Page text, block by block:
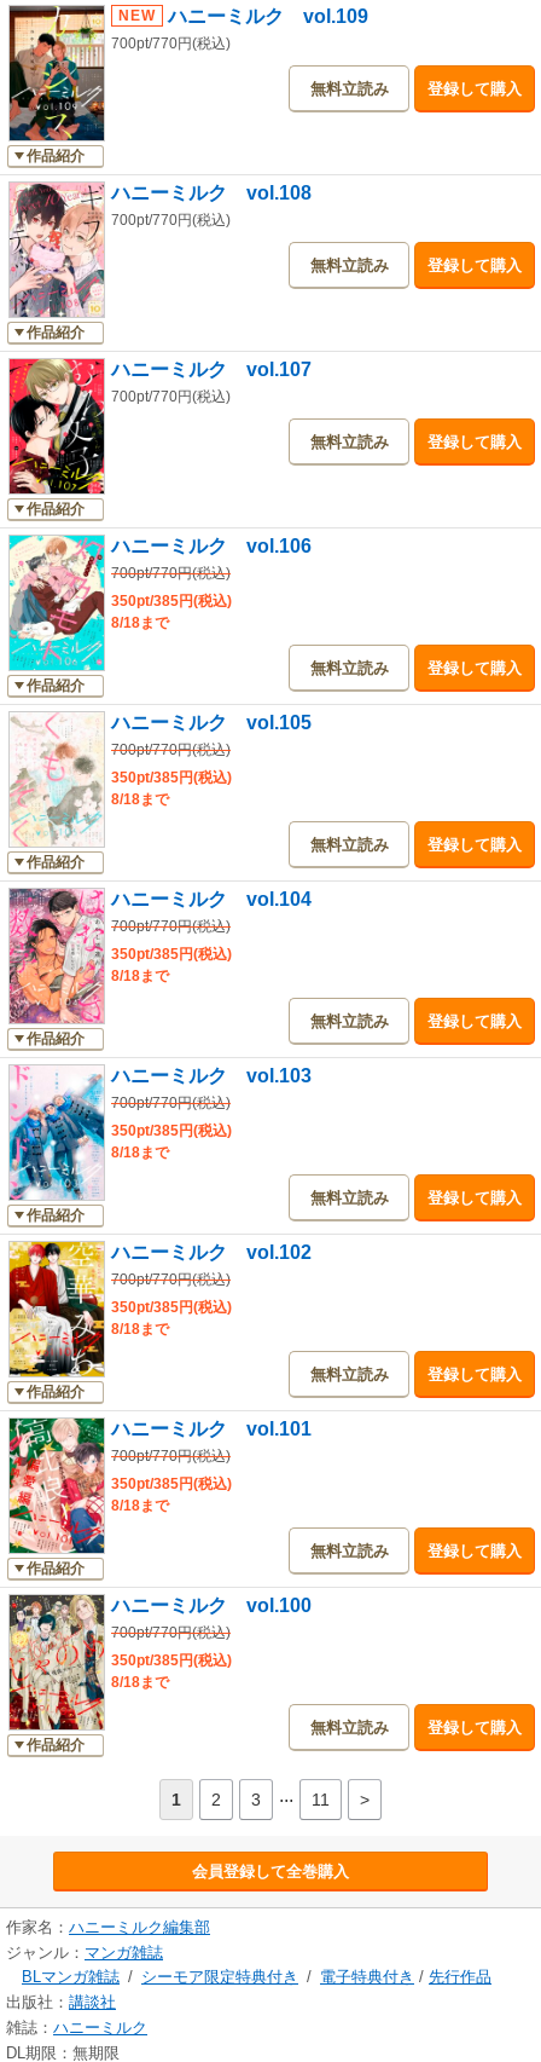
【完結！】「溺愛執着αくん」第２０話 むろ文子
【完結！】「かなめくんは食べられたい」第８話 あさよじ
「疫病神は幸福を愛したい」第２話 よふかしむり
「飢えた悪魔と紳士なリーマン」第３話 楓季田走る
「俺が好きって言ったらどうする？」第２０話 くもそく
「たまらないのは恋なのか」第２９話 空華みあ
「こじらせ幼馴染が攻略させてくれない」第３話 麻井あらた
「君があまりにあますぎて」第１１話 筒居つい
「猫になりたい田万川くん またたび」第９話 灯乃モト
「どうせ死ぬならキスしたい！」第１４話 みたおでん
「君は僕の理想の彼氏」第１２話 しろうさな
「俺が伏見にときめいてるわけがない」第７話 雪川海音
「綿巻くんの恋に触れたい」第５話 ぎゅん
「ギフテッド」第２４話 原作：天樹征丸 漫画：雨宮理真
「朧夜ナイトレイド」第１０話 藤峰式
「前世、弟子だった最強魔術師が俺を諦めてくれない」第３話 原作：ヒラ
ヲ 漫画：蜂屋すずめ
★★ハニーミルクは毎月10日配信★★
作品紹介
ハニーミルク vol.109
700pt/770円(税込)
無料立読み 登録して購入
作品紹介
ハニーミルク vol.108
700pt/770円(税込)
無料立読み 登録して購入
作品紹介
ハニーミルク vol.107
700pt/770円(税込)
無料立読み 登録して購入
作品紹介
ハニーミルク vol.106
700pt/770円(税込)
350pt/385円(税込)
8/18まで
無料立読み 登録して購入
作品紹介
ハニーミルク vol.105
700pt/770円(税込)
350pt/385円(税込)
8/18まで
無料立読み 登録して購入
作品紹介
ハニーミルク vol.104
700pt/770円(税込)
350pt/385円(税込)
8/18まで
無料立読み 登録して購入
作品紹介
ハニーミルク vol.103
700pt/770円(税込)
350pt/385円(税込)
8/18まで
無料立読み 登録して購入
作品紹介
ハニーミルク vol.102
700pt/770円(税込)
350pt/385円(税込)
8/18まで
無料立読み 登録して購入
作品紹介
ハニーミルク vol.101
700pt/770円(税込)
350pt/385円(税込)
8/18まで
無料立読み 登録して購入
作品紹介
ハニーミルク vol.100
700pt/770円(税込)
350pt/385円(税込)
8/18まで
無料立読み 登録して購入
1 2 3 ... 11 >
会員登録して全巻購入
作家名： ハニーミルク編集部
ジャンル： マンガ雑誌
BLマンガ雑誌 / シーモア限定特典付き / 電子特典付き / 先行作品
出版社： 講談社
雑誌： ハニーミルク
DL期限：無期限